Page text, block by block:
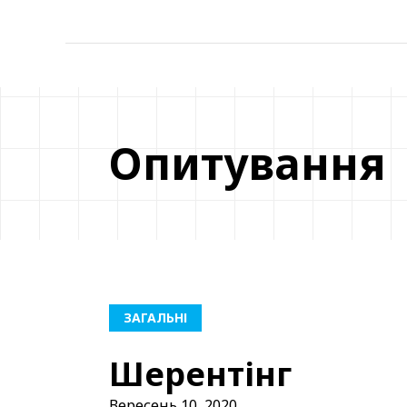
Опитування
ЗАГАЛЬНІ
Шерентінг